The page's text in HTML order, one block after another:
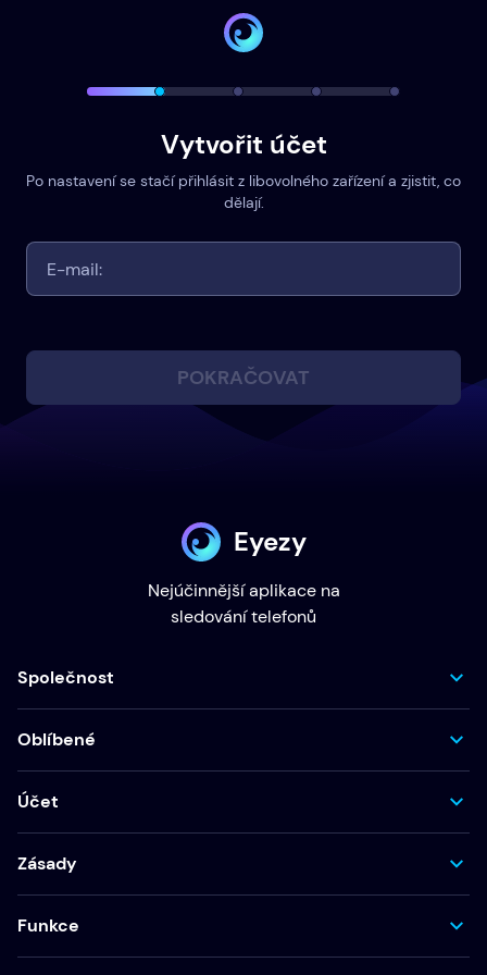
Vytvořit účet
Po nastavení se stačí přihlásit z libovolného zařízení a zjistit, co
dělají.
POKRAČOVAT
Eyezy
Nejúčinnější aplikace na
sledování telefonů
Společnost
Oblíbené
Účet
Zásady
Funkce